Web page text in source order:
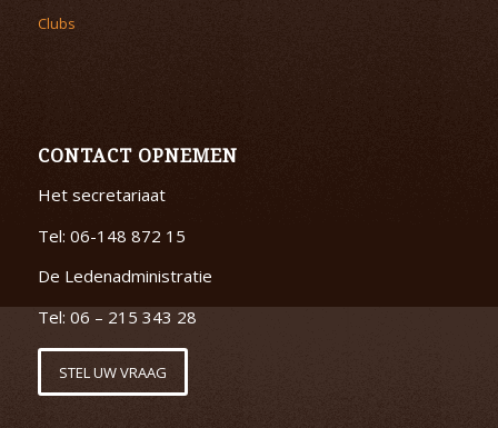
Clubs
CONTACT OPNEMEN
Het secretariaat
Tel: 06-148 872 15
De Ledenadministratie
Tel: 06 – 215 343 28
STEL UW VRAAG